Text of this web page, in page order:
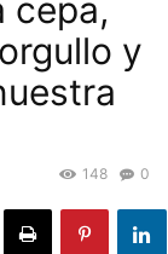
cepa,
y
0
148